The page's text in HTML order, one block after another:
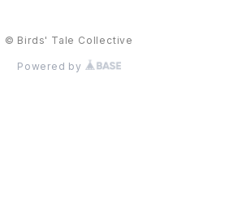
© Birds' Tale Collective
Powered by